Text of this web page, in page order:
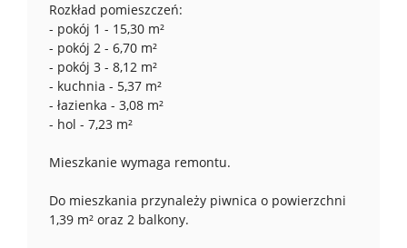
Rozkład pomieszczeń:
- pokój 1 - 15,30 m²
- pokój 2 - 6,70 m²
- pokój 3 - 8,12 m²
- kuchnia - 5,37 m²
- łazienka - 3,08 m²
- hol - 7,23 m²
Mieszkanie wymaga remontu.
Do mieszkania przynależy piwnica o powierzchni
1,39 m² oraz 2 balkony.